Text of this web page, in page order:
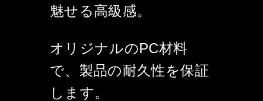
魅せる高級感。
オリジナルのPC材料
で、製品の耐久性を保証
します。